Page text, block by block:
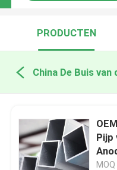
PRODUCTEN
China De Buis
Pijp